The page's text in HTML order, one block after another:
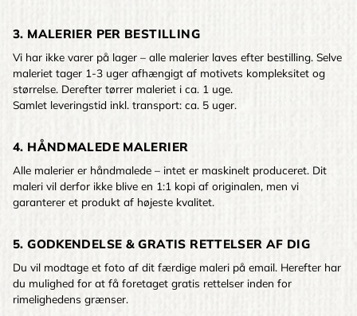
3. MALERIER PER BESTILLING
Vi har ikke varer på lager – alle malerier laves efter bestilling. Selve
maleriet tager 1-3 uger afhængigt af motivets kompleksitet og
størrelse. Derefter tørrer maleriet i ca. 1 uge.
Samlet leveringstid inkl. transport: ca. 5 uger.
4. HÅNDMALEDE MALERIER
Alle malerier er håndmalede – intet er maskinelt produceret. Dit
maleri vil derfor ikke blive en 1:1 kopi af originalen, men vi
garanterer et produkt af højeste kvalitet.
5. GODKENDELSE & GRATIS RETTELSER AF DIG
Du vil modtage et foto af dit færdige maleri på email. Herefter har
du mulighed for at få foretaget gratis rettelser inden for
rimelighedens grænser.